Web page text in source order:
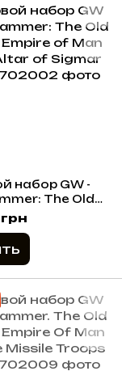
набор GW -
The Old
of Man -
of Sigmar